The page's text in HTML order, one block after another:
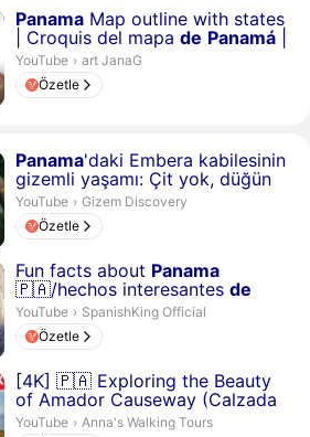
Panama Map outline with states
| Croquis del mapa de Panamá
How to draw...
Süre 3 dakika 47 saniye
YouTube › art JanaG.
art JanaG
Özetle
Panama'daki Embera kabilesinin
gizemli yaşamı: Çit yok, düğün
için 4 gece, m...
Süre 28 dakika 30 saniye
YouTube › Gizem Discovery.
Gizem Discovery
Özetle
Fun facts about Panama
🇵🇦/hechos interesantes de
Panama
Süre 19 dakika 16 saniye
YouTube › SpanishKing Official.
SpanishKing Official
Özetle
[4K] 🇵🇦 Exploring the Beauty
of Amador Causeway (Calzada
deAmador),Panama...
Süre 7 dakika 9 saniye
YouTube › Anna's Walking Tours.
Anna's Walking Tours